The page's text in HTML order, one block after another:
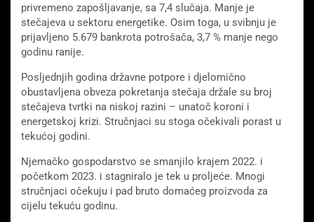
privremeno zapošljavanje, sa 7,4 slučaja. Manje je
stečajeva u sektoru energetike. Osim toga, u svibnju je
prijavljeno 5.679 bankrota potrošača, 3,7 % manje nego
godinu ranije.
Posljednjih godina državne potpore i djelomično
obustavljena obveza pokretanja stečaja držale su broj
stečajeva tvrtki na niskoj razini – unatoč koroni i
energetskoj krizi. Stručnjaci su stoga očekivali porast u
tekućoj godini.
Njemačko gospodarstvo se smanjilo krajem 2022. i
početkom 2023. i stagniralo je tek u proljeće. Mnogi
stručnjaci očekuju i pad bruto domaćeg proizvoda za
cijelu tekuću godinu.